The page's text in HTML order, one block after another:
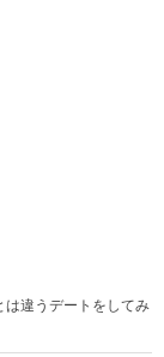
違うデートをしてみ